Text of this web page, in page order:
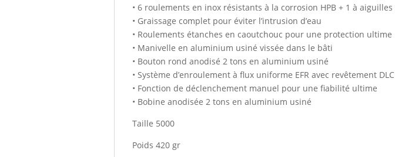
• 6 roulements en inox résistants à la corrosion HPB + 1 à aiguilles
• Graissage complet pour éviter l’intrusion d’eau
• Roulements étanches en caoutchouc pour une protection ultime
• Manivelle en aluminium usiné vissée dans le bâti
• Bouton rond anodisé 2 tons en aluminium usiné
• Système d’enroulement à flux uniforme EFR avec revêtement DLC
• Fonction de déclenchement manuel pour une fiabilité ultime
• Bobine anodisée 2 tons en aluminium usiné
Taille 5000
Poids 420 gr